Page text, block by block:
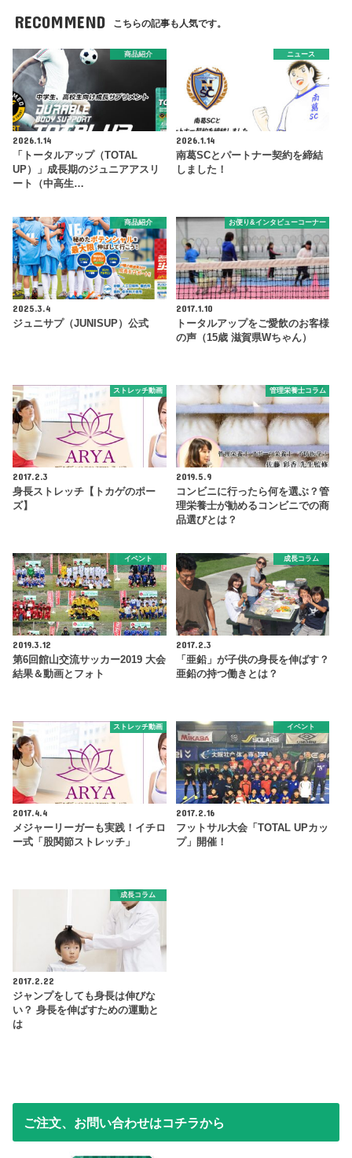
RECOMMEND こちらの記事も人気です。
商品紹介
2026.1.14
「トータルアップ（TOTAL
UP）」成長期のジュニアアスリ
ート（中高生…
ニュース
2026.1.14
南葛SCとパートナー契約を締結
しました！
商品紹介
2025.3.4
ジュニサプ（JUNISUP）公式
お便り&インタビューコーナー
2017.1.10
トータルアップをご愛飲のお客様
の声（15歳 滋賀県Wちゃん）
ストレッチ動画
2017.2.3
身長ストレッチ【トカゲのポー
ズ】
管理栄養士コラム
2019.5.9
コンビニに行ったら何を選ぶ？管
理栄養士が勧めるコンビニでの商
品選びとは？
イベント
2019.3.12
第6回館山交流サッカー2019 大会
結果＆動画とフォト
成長コラム
2017.2.3
「亜鉛」が子供の身長を伸ばす？
亜鉛の持つ働きとは？
ストレッチ動画
2017.4.4
メジャーリーガーも実践！イチロ
ー式「股関節ストレッチ」
イベント
2017.2.16
フットサル大会「TOTAL UPカッ
プ」開催！
成長コラム
2017.2.22
ジャンプをしても身長は伸びな
い？ 身長を伸ばすための運動と
は
ご注文、お問い合わせはコチラから